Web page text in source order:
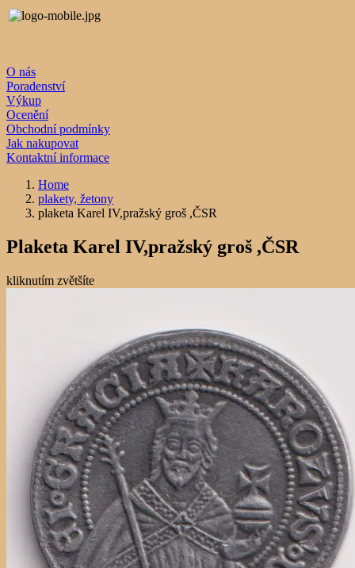
O nás
Poradenství
Výkup
Ocenění
Obchodní podmínky
Jak nakupovat
Kontaktní informace
Home
plakety, žetony
plaketa Karel IV,pražský groš ,ČSR
Plaketa Karel IV,pražský groš ,ČSR
kliknutím zvětšíte